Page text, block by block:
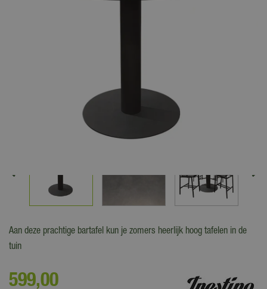
Aan deze prachtige bartafel kun je zomers heerlijk hoog tafelen in de
tuin
599,00